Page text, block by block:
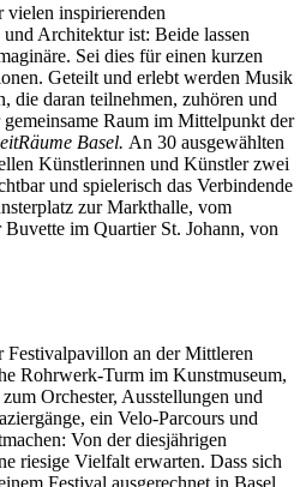
inspirierenden
Architektur ist: Beide lassen
Sei dies für einen kurzen
Geteilt und erlebt werden Musik
die daran teilnehmen, zuhören und
Raum im Mittelpunkt der
Basel. An 30 ausgewählten
Künstlerinnen und Künstler zwei
und spielerisch das Verbindende
zur Markthalle, vom
im Quartier St. Johann, von
Festivalpavillon an der Mittleren
Rohrwerk-Turm im Kunstmuseum,
Orchester, Ausstellungen und
ein Velo-Parcours und
Von der diesjährigen
riesige Vielfalt erwarten. Dass sich
Festival ausgerechnet in Basel